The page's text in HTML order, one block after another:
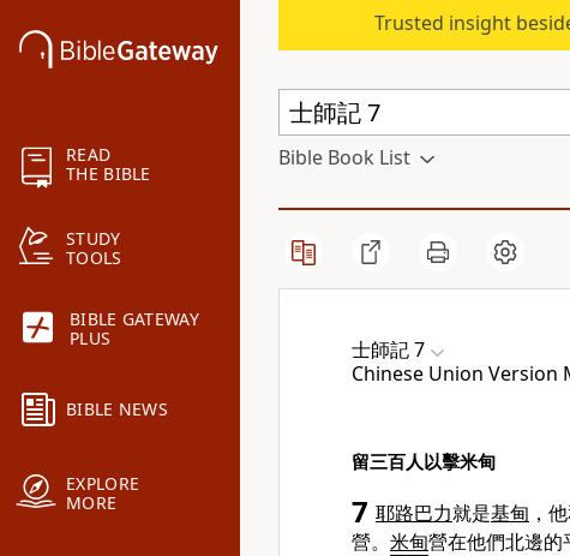
READ
THE BIBLE
STUDY
TOOLS
BIBLE GATEWAY
PLUS
BIBLE NEWS
EXPLORE
MORE
Trusted insight
Bible Book List
士師記 7
Chinese Union
留三百人以擊米甸
7 耶路巴力就是基甸 ，
營。 米甸營在他們北邊的